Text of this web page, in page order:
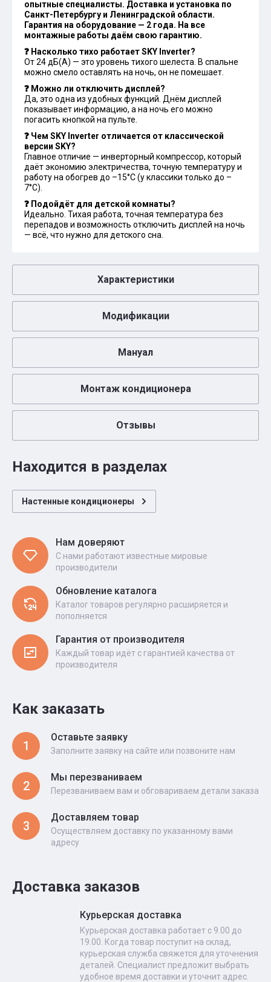
опытные специалисты. Доставка и установка по
Санкт-Петербургу и Ленинградской области.
Гарантия на оборудование — 2 года. На все
монтажные работы даём свою гарантию.
❓ Насколько тихо работает SKY Inverter?
От 24 дБ(А) — это уровень тихого шелеста. В спальне
можно смело оставлять на ночь, он не помешает.
❓ Можно ли отключить дисплей?
Да, это одна из удобных функций. Днём дисплей
показывает информацию, а на ночь его можно
погасить кнопкой на пульте.
❓ Чем SKY Inverter отличается от классической
версии SKY?
Главное отличие — инверторный компрессор, который
даёт экономию электричества, точную температуру и
работу на обогрев до –15°С (у классики только до –
7°С).
❓ Подойдёт для детской комнаты?
Идеально. Тихая работа, точная температура без
перепадов и возможность отключить дисплей на ночь
— всё, что нужно для детского сна.
Характеристики
Модификации
Мануал
Монтаж кондиционера
Отзывы
Находится в разделах
Настенные кондиционеры
Нам доверяют
С нами работают известные мировые
производители
Обновление каталога
Каталог товаров регулярно расширяется и
пополняется
Гарантия от производителя
Каждый товар идёт с гарантией качества от
производителя
Как заказать
1
Оставьте заявку
Заполните заявку на сайте или позвоните нам
2
Мы перезваниваем
Перезваниваем вам и обговариваем детали заказа
3
Доставляем товар
Осуществляем доставку по указанному вами
адресу
Доставка заказов
Курьерская доставка
Курьерская доставка работает с 9.00 до
19.00. Когда товар поступит на склад,
курьерская служба свяжется для уточнения
деталей. Специалист предложит выбрать
удобное время доставки и уточнит адрес.